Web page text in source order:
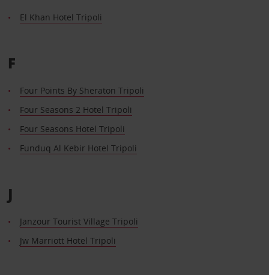
El Khan Hotel Tripoli
F
Four Points By Sheraton Tripoli
Four Seasons 2 Hotel Tripoli
Four Seasons Hotel Tripoli
Funduq Al Kebir Hotel Tripoli
J
Janzour Tourist Village Tripoli
Jw Marriott Hotel Tripoli